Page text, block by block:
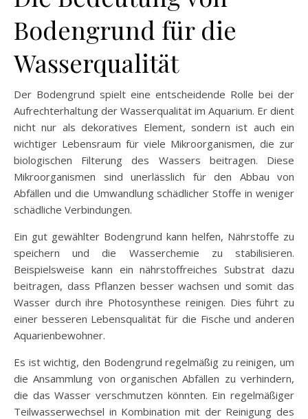
Bodengrund für die
Wasserqualität
Der Bodengrund spielt eine entscheidende Rolle bei der
Aufrechterhaltung der Wasserqualität im Aquarium. Er dient
nicht nur als dekoratives Element, sondern ist auch ein
wichtiger Lebensraum für viele Mikroorganismen, die zur
biologischen Filterung des Wassers beitragen. Diese
Mikroorganismen sind unerlässlich für den Abbau von
Abfällen und die Umwandlung schädlicher Stoffe in weniger
schädliche Verbindungen.
Ein gut gewählter Bodengrund kann helfen, Nährstoffe zu
speichern und die Wasserchemie zu stabilisieren.
Beispielsweise kann ein nährstoffreiches Substrat dazu
beitragen, dass Pflanzen besser wachsen und somit das
Wasser durch ihre Photosynthese reinigen. Dies führt zu
einer besseren Lebensqualität für die Fische und anderen
Aquarienbewohner.
Es ist wichtig, den Bodengrund regelmäßig zu reinigen, um
die Ansammlung von organischen Abfällen zu verhindern,
die das Wasser verschmutzen könnten. Ein regelmäßiger
Teilwasserwechsel in Kombination mit der Reinigung des